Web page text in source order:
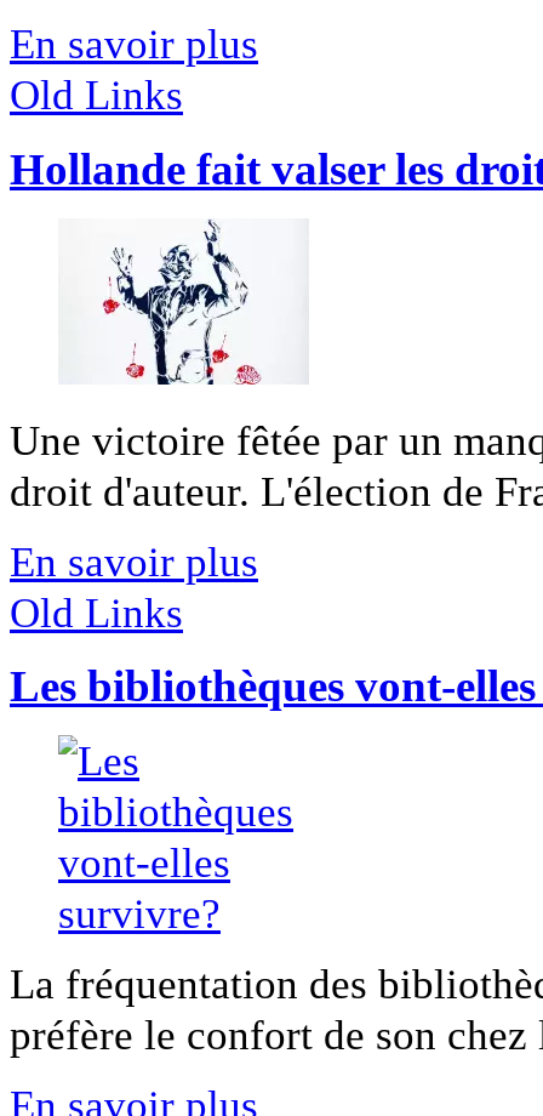
En savoir plus
Old Links
Hollande fait valser les
Une victoire fêtée par un
droit d'auteur. L'élection de
En savoir plus
Old Links
Les bibliothèques vont-
La fréquentation des
préfère le confort de son
En savoir plus